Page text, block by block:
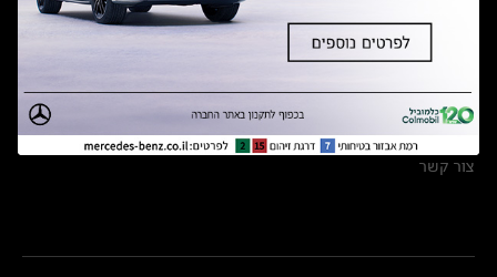
מצאו אותנו
אולמות תצוגה
מרכזי שירות
צור קשר